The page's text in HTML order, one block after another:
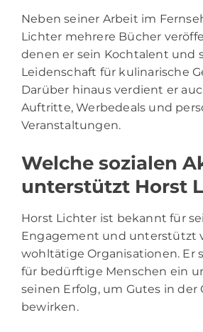
Neben seiner Arbeit im
Lichter mehrere Bücher
denen er sein Kochtalent und
Leidenschaft für kulinarische
Darüber hinaus verdient er
Auftritte, Werbedeals und
Veranstaltungen.
Welche sozialen
unterstützt Horst
Horst Lichter ist bekannt für
Engagement und unterstützt
wohltätige Organisationen. Er
für bedürftige Menschen ein
seinen Erfolg, um Gutes in der
bewirken.